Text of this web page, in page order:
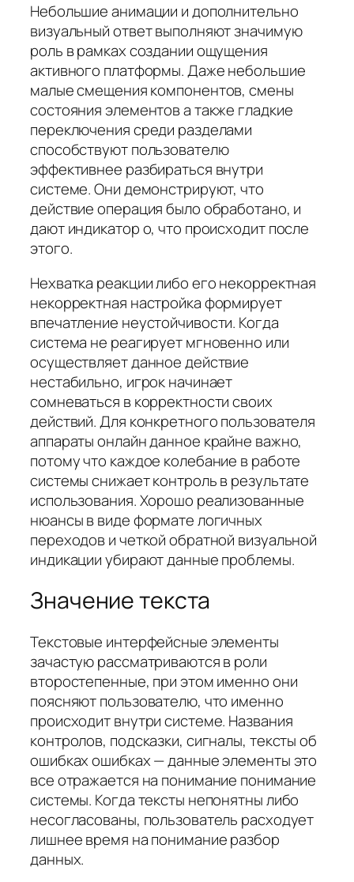
Небольшие анимации и дополнительно
визуальный ответ выполняют значимую
роль в рамках создании ощущения
активного платформы. Даже небольшие
малые смещения компонентов, смены
состояния элементов а также гладкие
переключения среди разделами
способствуют пользователю
эффективнее разбираться внутри
системе. Они демонстрируют, что
действие операция было обработано, и
дают индикатор о, что происходит после
этого.
Нехватка реакции либо его некорректная
некорректная настройка формирует
впечатление неустойчивости. Когда
система не реагирует мгновенно или
осуществляет данное действие
нестабильно, игрок начинает
сомневаться в корректности своих
действий. Для конкретного пользователя
аппараты онлайн данное крайне важно,
потому что каждое колебание в работе
системы снижает контроль в результате
использования. Хорошо реализованные
нюансы в виде формате логичных
переходов и четкой обратной визуальной
индикации убирают данные проблемы.
Значение текста
Текстовые интерфейсные элементы
зачастую рассматриваются в роли
второстепенные, при этом именно они
поясняют пользователю, что именно
происходит внутри системе. Названия
контролов, подсказки, сигналы, тексты об
ошибках ошибках — данные элементы это
все отражается на понимание понимание
системы. Когда тексты непонятны либо
несогласованы, пользователь расходует
лишнее время на понимание разбор
данных.